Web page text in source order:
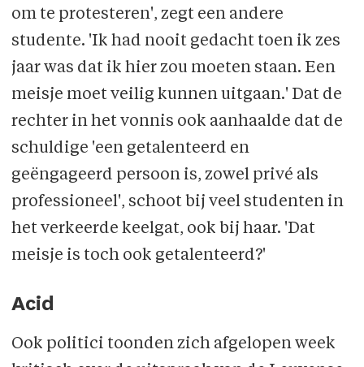
om te protesteren', zegt een andere
studente. 'Ik had nooit gedacht toen ik zes
jaar was dat ik hier zou moeten staan. Een
meisje moet veilig kunnen uitgaan.' Dat de
rechter in het vonnis ook aanhaalde dat de
schuldige 'een getalenteerd en
geëngageerd persoon is, zowel privé als
professioneel', schoot bij veel studenten in
het verkeerde keelgat, ook bij haar. 'Dat
meisje is toch ook getalenteerd?'
Acid
Ook politici toonden zich afgelopen week